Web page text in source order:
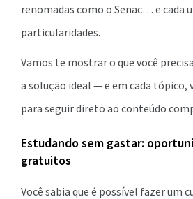
renomadas como o Senac… e cada
particularidades.
Vamos te mostrar o que você
a solução ideal — e em cada tópico,
para seguir direto ao conteúdo
Estudando sem gastar:
gratuitos
Você sabia que é possível fazer um